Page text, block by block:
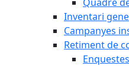
Inventari
Campanyes
Retiment de